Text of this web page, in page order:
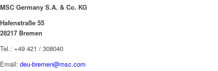
MSC Germany S.A. & Co. KG
Hafenstraße 55
28217 Bremen
Tel.: +49 421 / 308040
Email: deu-bremen@msc.com